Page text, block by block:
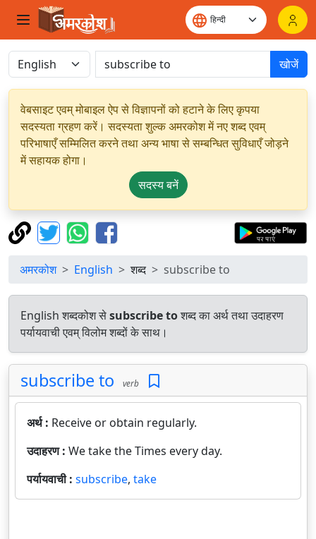
खोजें
वेबसाइट एवम् मोबाइल ऐप से विज्ञापनों को हटाने के लिए कृपया
सदस्यता ग्रहण करें। सदस्यता शुल्क अमरकोश में नए शब्द एवम्
परिभाषाएँ सम्मिलित करने तथा अन्य भाषा से सम्बन्धित सुविधाएँ जोड़ने
में सहायक होगा।
सदस्य बनें
अमरकोश English शब्द subscribe to
English शब्दकोश सेsubscribe toशब्द का अर्थ तथा उदाहरण
पर्यायवाची एवम् विलोम शब्दों के साथ।
subscribe to verb
अर्थ : Receive or obtain regularly.
उदाहरण : We take the Times every day.
पर्यायवाची : subscribe, take